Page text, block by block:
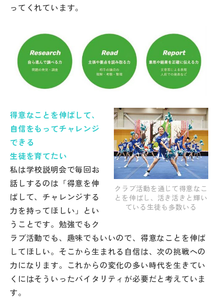
ってくれています。
クラブ活動を通じて得意なこ
とを伸ばし、活き活きと輝い
ている生徒も多数いる
得意なことを伸ばして、
自信をもってチャレンジ
できる
生徒を育てたい
私は学校説明会で毎回お
話しするのは「得意を伸
ばして、チャレンジする
力を持ってほしい」とい
うことです。勉強でもク
ラブ活動でも、趣味でもいいので、得意なことを伸ば
してほしい。そこから生まれる自信は、次の挑戦への
力になります。これからの変化の多い時代を生きてい
くにはそういったバイタリティが必要だと考えていま
す。